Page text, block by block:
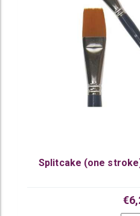
Splitcake (one